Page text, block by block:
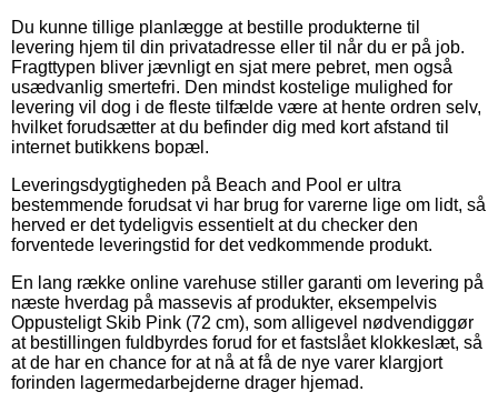
Du kunne tillige planlægge at bestille produkterne til
levering hjem til din privatadresse eller til når du er på job.
Fragttypen bliver jævnligt en sjat mere pebret, men også
usædvanlig smertefri. Den mindst kostelige mulighed for
levering vil dog i de fleste tilfælde være at hente ordren selv,
hvilket forudsætter at du befinder dig med kort afstand til
internet butikkens bopæl.
Leveringsdygtigheden på Beach and Pool er ultra
bestemmende forudsat vi har brug for varerne lige om lidt, så
herved er det tydeligvis essentielt at du checker den
forventede leveringstid for det vedkommende produkt.
En lang række online varehuse stiller garanti om levering på
næste hverdag på massevis af produkter, eksempelvis
Oppusteligt Skib Pink (72 cm), som alligevel nødvendiggør
at bestillingen fuldbyrdes forud for et fastslået klokkeslæt, så
at de har en chance for at nå at få de nye varer klargjort
forinden lagermedarbejderne drager hjemad.